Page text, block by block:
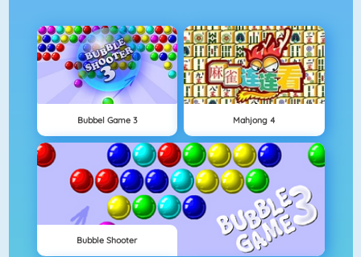
Bubbel Game 3 Mahjong 4
Bubble Shooter